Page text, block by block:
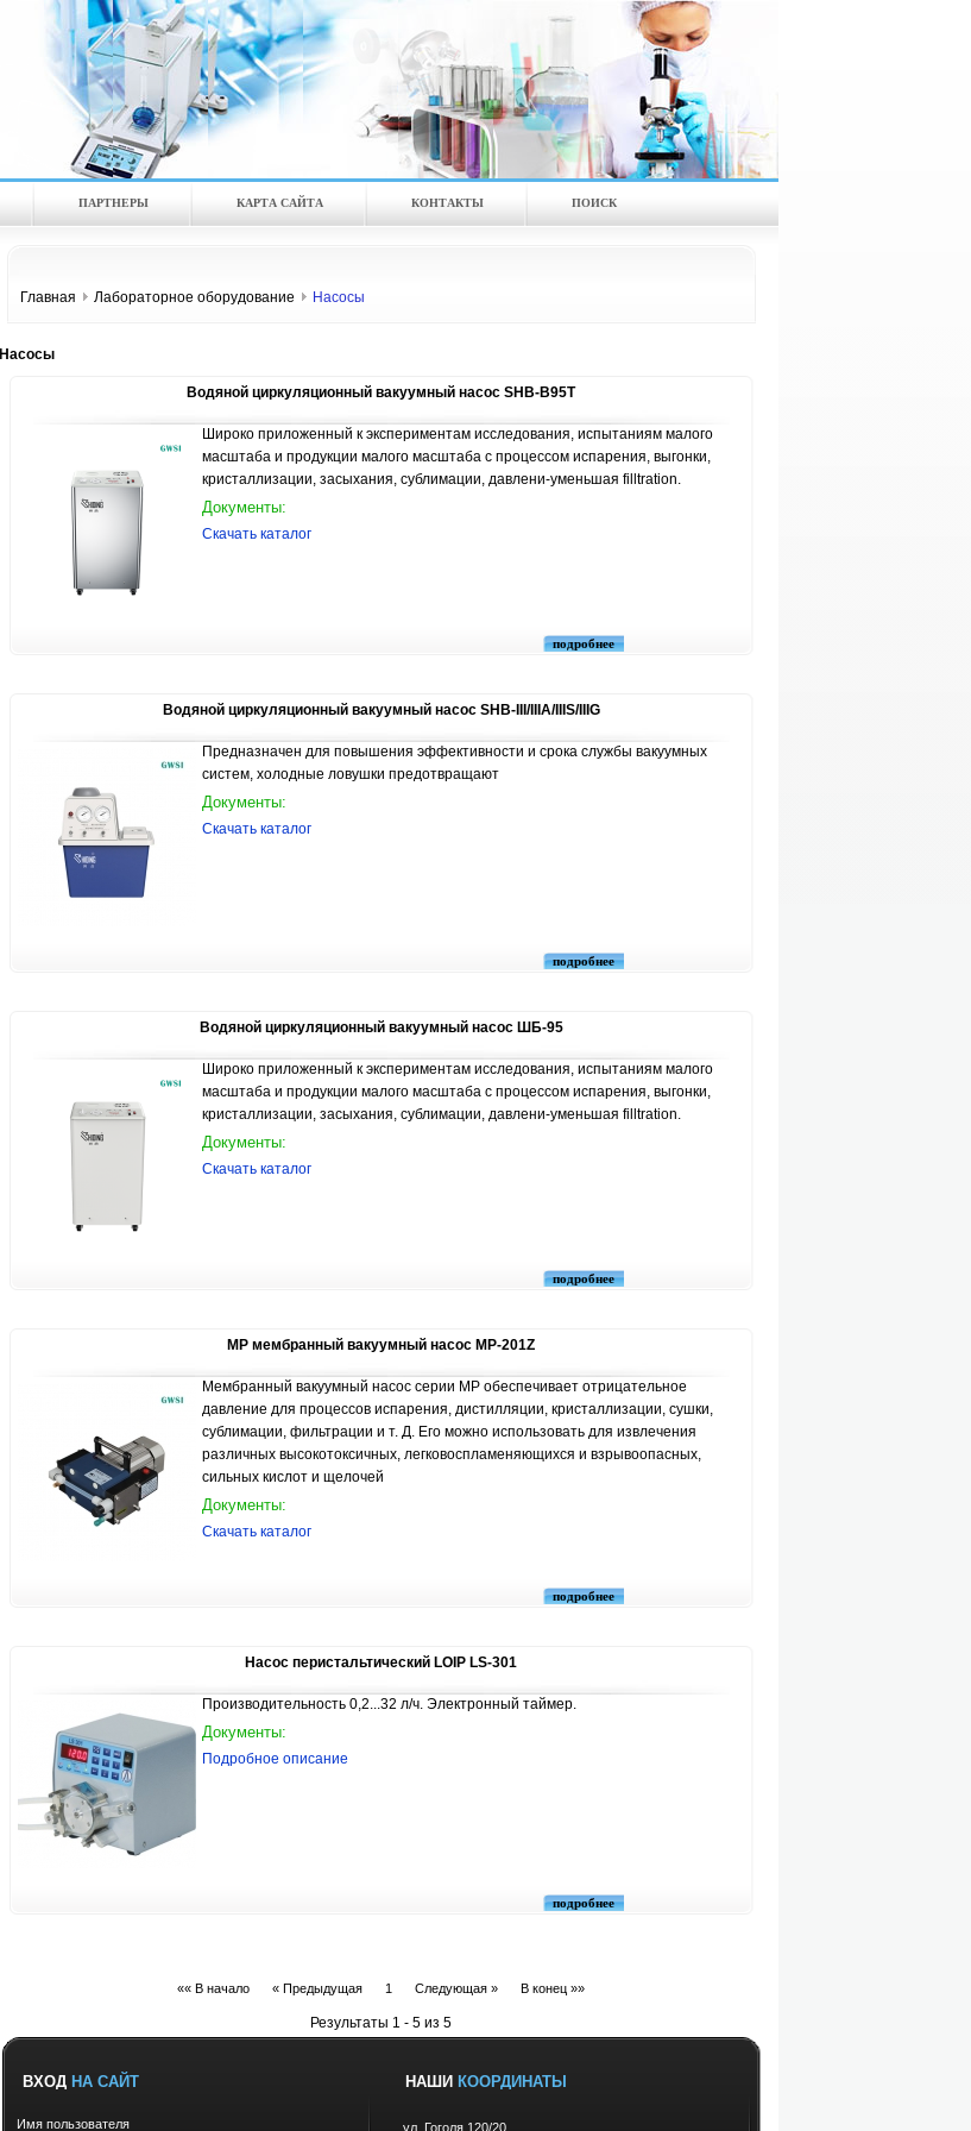
ПАРТНЕРЫ КАРТА САЙТА КОНТАКТЫ ПОИСК
Главная Лабораторное оборудование Насосы
Насосы
Водяной циркуляционный вакуумный насос SHB-B95T
Широко приложенный к экспериментам исследования, испытаниям малого
масштаба и продукции малого масштаба с процессом испарения, выгонки,
кристаллизации, засыхания, сублимации, давлени-уменьшая filltration.
Документы:
Скачать каталог
подробнее
Водяной циркуляционный вакуумный насос SHB-III/IIIA/IIIS/IIIG
Предназначен для повышения эффективности и срока службы вакуумных
систем, холодные ловушки предотвращают
Документы:
Скачать каталог
подробнее
Водяной циркуляционный вакуумный насос ШБ-95
Широко приложенный к экспериментам исследования, испытаниям малого
масштаба и продукции малого масштаба с процессом испарения, выгонки,
кристаллизации, засыхания, сублимации, давлени-уменьшая filltration.
Документы:
Скачать каталог
подробнее
MP мембранный вакуумный насос MP-201Z
Мембранный вакуумный насос серии MP обеспечивает отрицательное
давление для процессов испарения, дистилляции, кристаллизации, сушки,
сублимации, фильтрации и т. Д. Его можно использовать для извлечения
различных высокотоксичных, легковоспламеняющихся и взрывоопасных,
сильных кислот и щелочей
Документы:
Скачать каталог
подробнее
Насос перистальтический LOIP LS-301
Производительность 0,2...32 л/ч. Электронный таймер.
Документы:
Подробное описание
подробнее
«« В начало « Предыдущая 1 Следующая » В конец »»
Результаты 1 - 5 из 5
ВХОД НА САЙТ
Имя пользователя
НАШИ КООРДИНАТЫ
ул. Гоголя 120/20